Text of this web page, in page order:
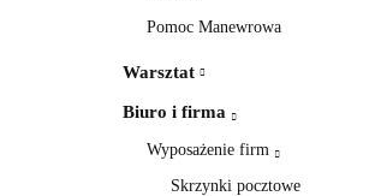
Pomoc Manewrowa
Warsztat
Biuro i firma
Wyposażenie firm
Skrzynki pocztowe